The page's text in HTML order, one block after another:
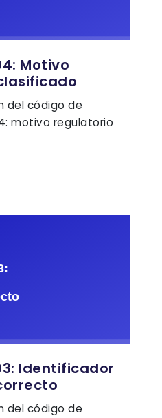
Motivo
del código de
motivo regulatorio
Identificador
del código de